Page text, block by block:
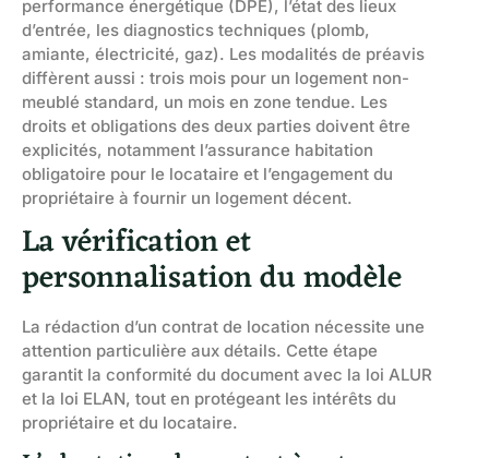
performance énergétique (DPE), l’état des lieux
d’entrée, les diagnostics techniques (plomb,
amiante, électricité, gaz). Les modalités de préavis
diffèrent aussi : trois mois pour un logement non-
meublé standard, un mois en zone tendue. Les
droits et obligations des deux parties doivent être
explicités, notamment l’assurance habitation
obligatoire pour le locataire et l’engagement du
propriétaire à fournir un logement décent.
La vérification et
personnalisation du modèle
La rédaction d’un contrat de location nécessite une
attention particulière aux détails. Cette étape
garantit la conformité du document avec la loi ALUR
et la loi ELAN, tout en protégeant les intérêts du
propriétaire et du locataire.